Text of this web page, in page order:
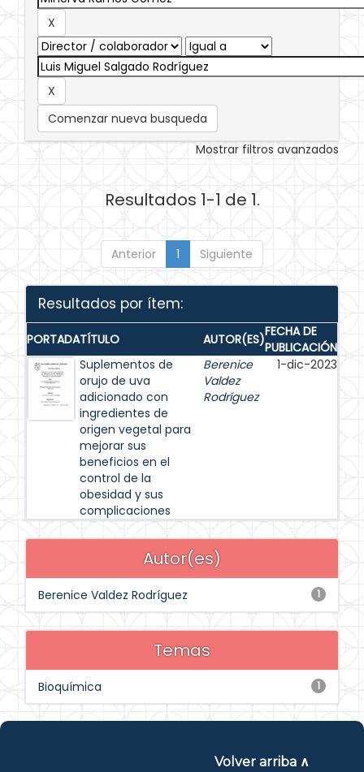
Comenzar nueva busqueda
Mostrar filtros avanzados
Resultados 1-1 de 1.
Anterior 1 Siguiente
Resultados por ítem:
PORTADATÍTULO AUTOR(ES)FECHA DE
PUBLICACIÓN
Suplementos de
orujo de uva
adicionado con
ingredientes de
origen vegetal para
mejorar sus
beneficios en el
control de la
obesidad y sus
complicaciones
Berenice
Valdez
Rodríguez
1-dic-2023
Autor(es)
1
Berenice Valdez Rodríguez
Temas
1
Bioquímica
Volver arriba ∧